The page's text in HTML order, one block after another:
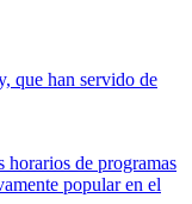
que han servido de
de programas
popular en el